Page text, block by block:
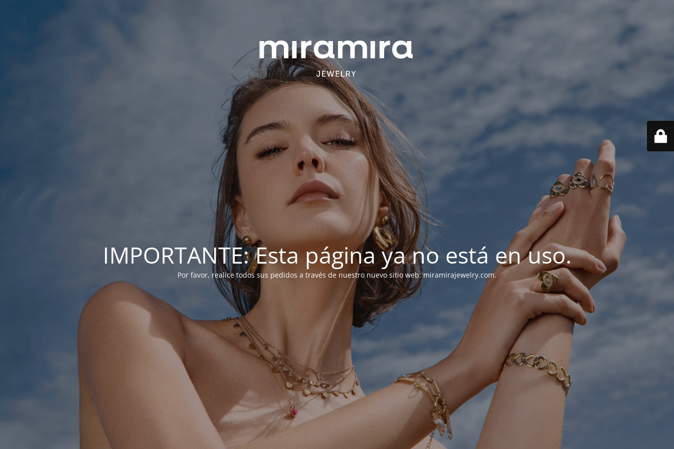
IMPORTANTE: Esta página ya no está en uso.
Por favor, realice todos sus pedidos a través de nuestro nuevo sitio web: miramirajewelry.com.